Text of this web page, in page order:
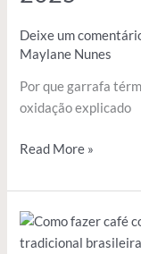
Deixe um
Maylane Nunes
Por que garrafa
oxidação explicado
sabor?
Guia
2025
Read More »
Calculadora
de